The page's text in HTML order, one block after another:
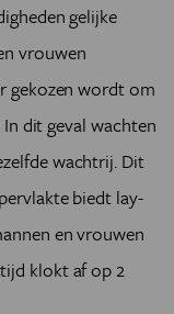
gelijke
vrouwen
gekozen wordt om
dit geval wachten
wachtrij. Dit
biedt lay-
en vrouwen
klokt af op 2